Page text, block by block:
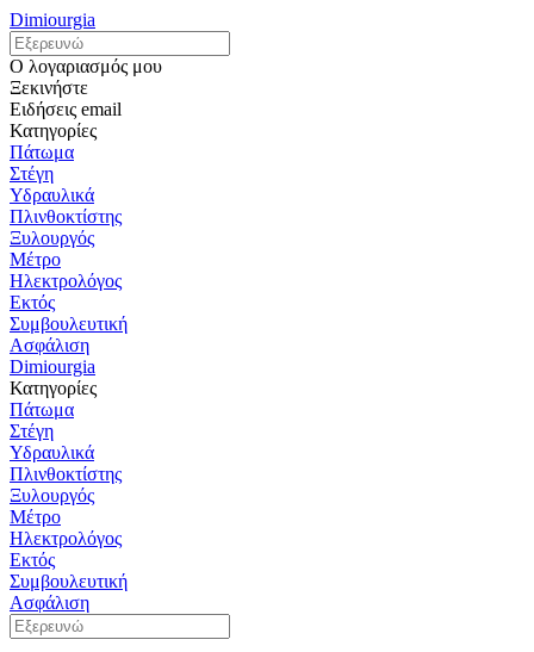
Dimiourgia
Ο λογαριασμός μου
Ξεκινήστε
Ειδήσεις email
Κατηγορίες
Πάτωμα
Στέγη
Υδραυλικά
Πλινθοκτίστης
Ξυλουργός
Μέτρο
Ηλεκτρολόγος
Εκτός
Συμβουλευτική
Ασφάλιση
Dimiourgia
Κατηγορίες
Πάτωμα
Στέγη
Υδραυλικά
Πλινθοκτίστης
Ξυλουργός
Μέτρο
Ηλεκτρολόγος
Εκτός
Συμβουλευτική
Ασφάλιση